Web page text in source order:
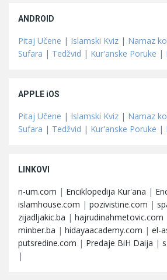
ANDROID
Pitaj Učene | Islamski Kviz | Namaz
Sufara | Tedžvid | Kur'anske Poruke |
APPLE iOS
Pitaj Učene | Islamski Kviz | Namaz
Sufara | Tedžvid | Kur'anske Poruke |
LINKOVI
n-um.com | Enciklopedija Kur'ana |
islamhouse.com | pozivistine.com |
zijadljakic.ba | hajrudinahmetovic.com
minber.ba | hidayaacademy.com | el-
putsredine.com | Predaje BiH Daija |
|